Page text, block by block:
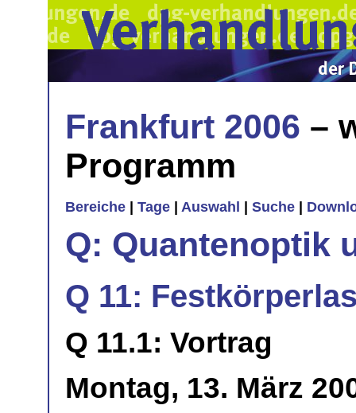
Frankfurt 2006 –
Programm
Bereiche Tage Auswahl Suche
Q: Quantenoptik
Q 11:
Q 11.1: Vortrag
Montag, 13. März